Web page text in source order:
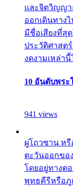
และจิตวิญญา
ออกเดินทาง
มีชื่อเสียงที่สุ
ประวัติศาสต
งดงามเหล่า
10 อันดับพร
941 views
ผู่โถวซาน หรื
ตะวันออกขอ
โดยอยู่ทางต
พุทธคีรีหรือภู